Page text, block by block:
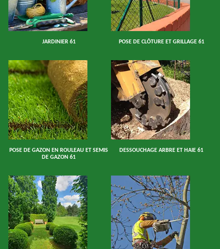
JARDINIER 61 POSE DE CLÔTURE ET GRILLAGE 61
POSE DE GAZON EN ROULEAU ET SEMIS
DE GAZON 61
DESSOUCHAGE ARBRE ET HAIE 61